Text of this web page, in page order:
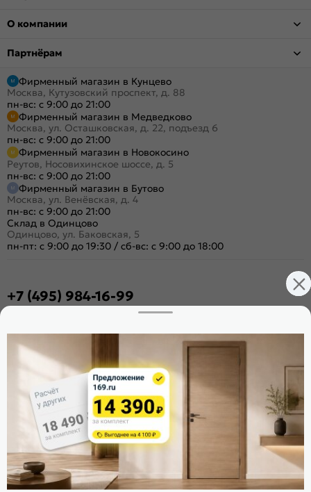
О компании
Партнёрам
Фирменный магазин в Кунцево
Москва, Кутузовский проспект, д. 88
пн-вс: с 9:00 до 21:00
Фирменный магазин в Медведково
Москва, ул. Осташковская, д. 22, подъезд 6
пн-вс: с 9:00 до 21:00
Фирменный магазин в Новокосино
Реутов, Носовихинское шоссе, д. 5
пн-вс: с 9:00 до 21:00
Фирменный магазин в Бутово
Москва, ул. Венёвская, д. 4
пн-вс: с 9:00 до 21:00
Склад в Одинцово
Одинцово, ул. Баковская, 5
пн-пт: с 9:00 до 19:30 / сб-вс: с 9:00 до 18:00
+7 (495) 984-16-99
Поделиться
Оцените магазин
ИКС 1340
© 2010—2026 Склад Дверей 169.RU